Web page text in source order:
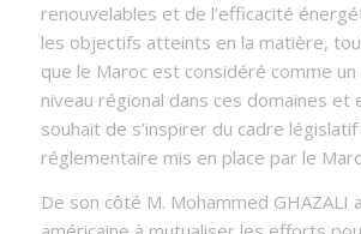
renouvelables et de l’efficacité
les objectifs atteints en la matière,
que le Maroc est considéré comme un
niveau régional dans ces domaines et
souhait de s’inspirer du cadre
réglementaire mis en place par le
De son côté M. Mohammed GHAZALI